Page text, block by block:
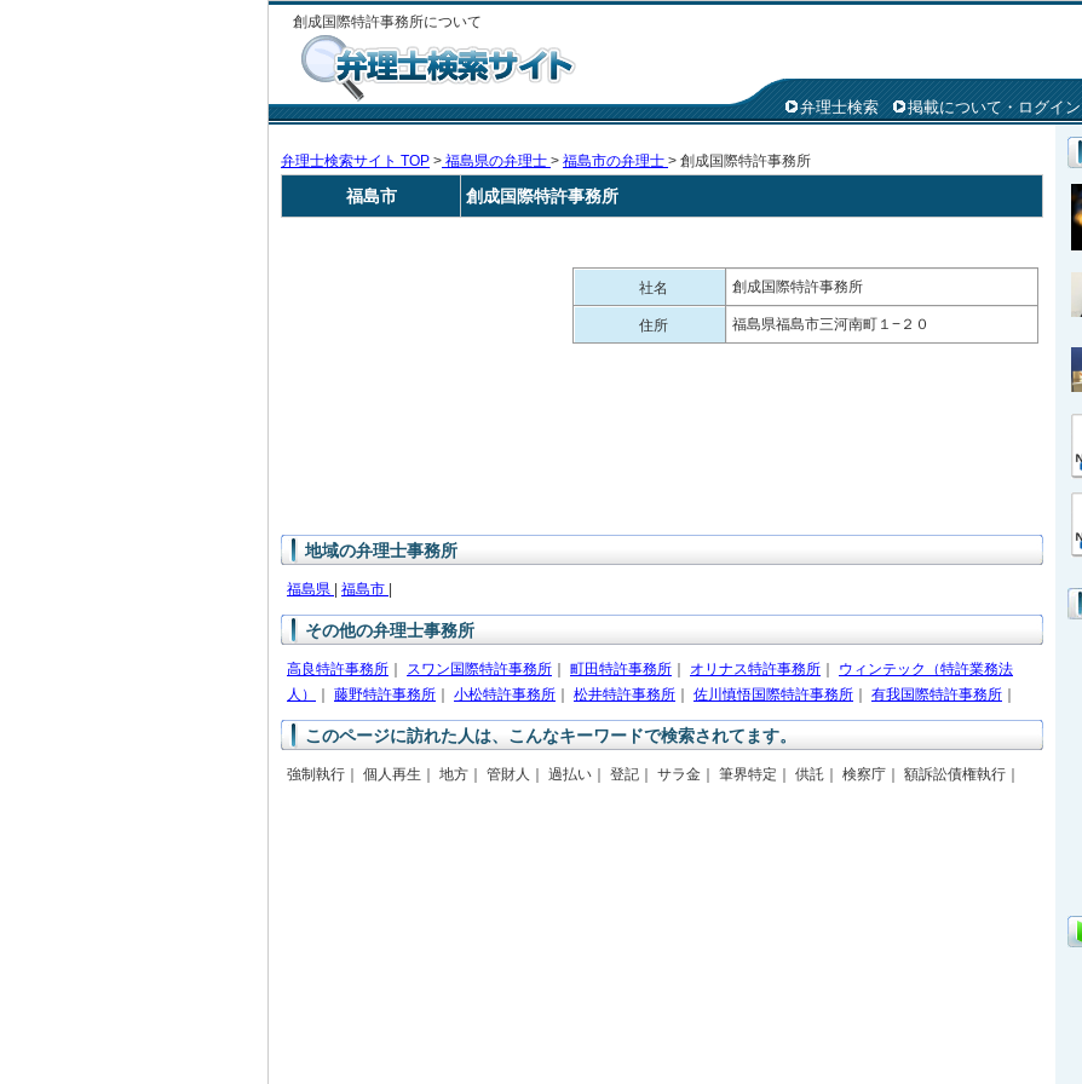
創成国際特許事務所について
弁理士検索 掲載について・ログイン
弁理士検索サイト TOP > 福島県の弁理士 > 福島市の弁理士 > 創成国際特許事務所
福島市 創成国際特許事務所
社名 創成国際特許事務所
住所 福島県福島市三河南町１−２０
地域の弁理士事務所
福島県 福島市
その他の弁理士事務所
高良特許事務所 スワン国際特許事務所 町田特許事務所 オリナス特許事務所
ウィンテック（特許業務法
人）
藤野特許事務所 小松特許事務所 松井特許事務所 佐川慎悟国際特許事務所 有我国際特許事務所
このページに訪れた人は、こんなキーワードで検索されてます。
強制執行｜ 個人再生｜ 地方｜ 管財人｜ 過払い｜ 登記｜ サラ金｜ 筆界特定｜ 供託｜ 検察庁｜ 額訴訟債権執行｜